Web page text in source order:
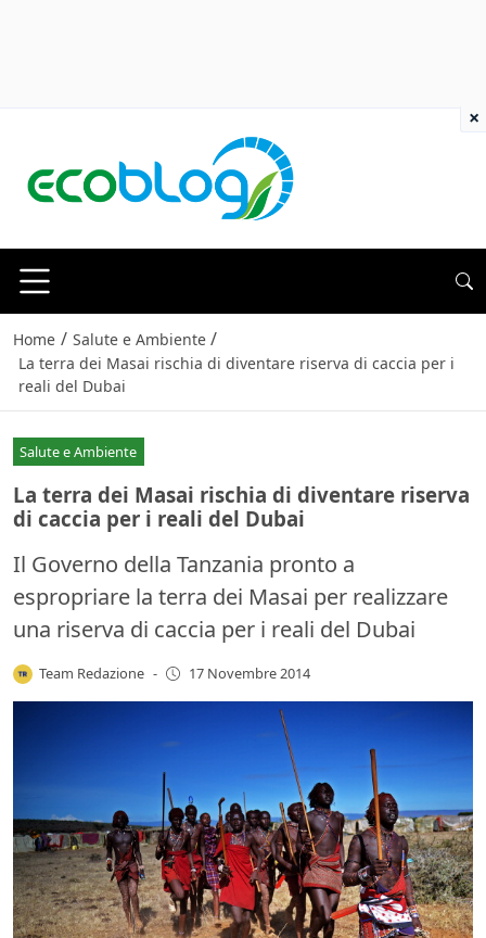
Home / Salute e Ambiente /
La terra dei Masai rischia di diventare riserva di caccia per i
reali del Dubai
Salute e Ambiente
La terra dei Masai rischia di diventare riserva
di caccia per i reali del Dubai
Il Governo della Tanzania pronto a
espropriare la terra dei Masai per realizzare
una riserva di caccia per i reali del Dubai
Team Redazione - 17 Novembre 2014
×